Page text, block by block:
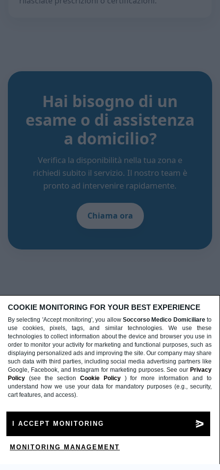
COOKIE MONITORING FOR YOUR BEST EXPERIENCE
By selecting 'Accept monitoring', you allow Soccorso Medico Domiciliare to
use cookies, pixels, tags, and similar technologies. We use these
technologies to collect information about the device and browser you use in
order to monitor your activity for marketing and functional purposes, such as
displaying personalized ads and improving the site. Our company may share
such data with third parties, including social media advertising partners like
Google, Facebook, and Instagram for marketing purposes. See our Privacy
Policy (see the section Cookie Policy
) for more information and to
understand how we use your data for mandatory purposes (e.g., security,
cart features, and access).
I ACCEPT MONITORING
MONITORING MANAGEMENT
Hai bisogno di un
esame o di assistenza
a domicilio?
Verifica la disponibilità nella tua zona e
richiedi subito il servizio. Il nostro team è
pronto ad intervenire rapidamente.
Chiama ora